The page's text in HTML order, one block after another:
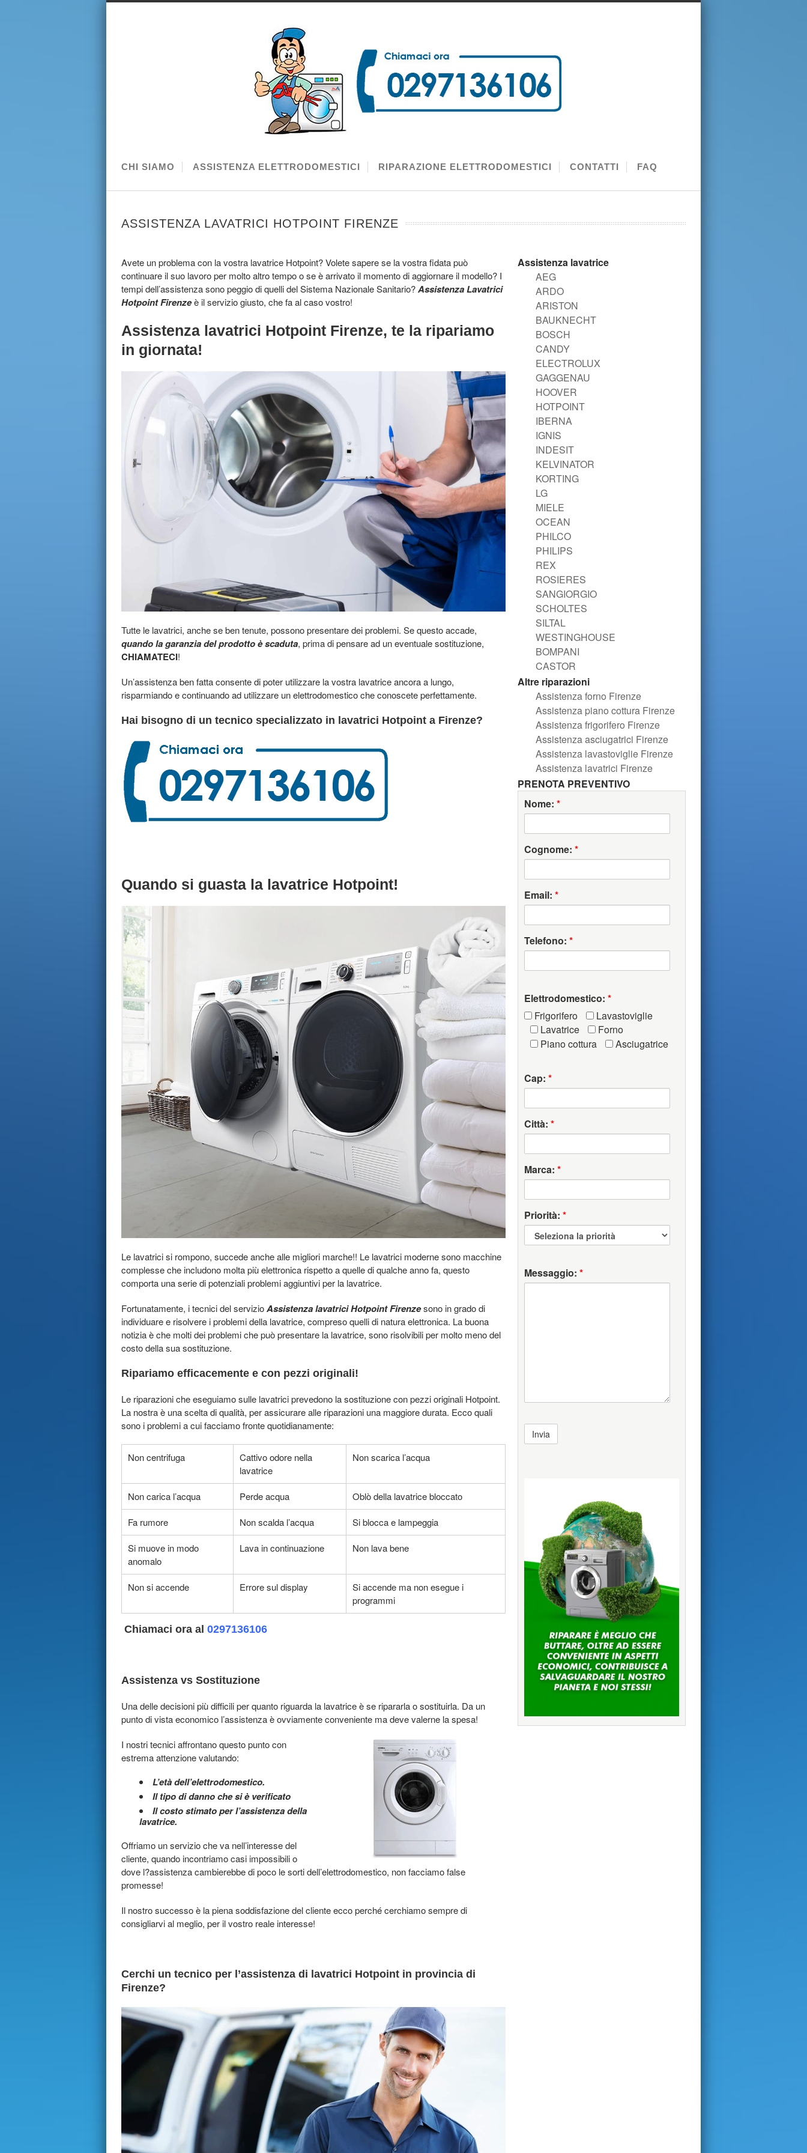
CHI SIAMO ASSISTENZA ELETTRODOMESTICI RIPARAZIONE ELETTRODOMESTICI CONTATTI FAQ
ASSISTENZA LAVATRICI HOTPOINT FIRENZE
Avete un problema con la vostra lavatrice Hotpoint? Volete sapere se la vostra fidata può
continuare il suo lavoro per molto altro tempo o se è arrivato il momento di aggiornare il modello? I
tempi dell’assistenza sono peggio di quelli del Sistema Nazionale Sanitario?Assistenza Lavatrici
Hotpoint Firenzeè il servizio giusto, che fa al caso vostro!
Assistenza lavatrici Hotpoint Firenze, te la ripariamo
in giornata!
Tutte le lavatrici, anche se ben tenute, possono presentare dei problemi. Se questo accade,
quando la garanzia del prodotto è scaduta, prima di pensare ad un eventuale sostituzione,
CHIAMATECI!
Un’assistenza ben fatta consente di poter utilizzare la vostra lavatrice ancora a lungo,
risparmiando e continuando ad utilizzare un elettrodomestico che conoscete perfettamente.
Hai bisogno di un tecnico specializzato in lavatrici Hotpoint a Firenze?
Quando si guasta la lavatrice Hotpoint!
Le lavatrici si rompono, succede anche alle migliori marche!! Le lavatrici moderne sono macchine
complesse che includono molta più elettronica rispetto a quelle di qualche anno fa, questo
comporta una serie di potenziali problemi aggiuntivi per la lavatrice.
Fortunatamente, i tecnici del servizioAssistenza lavatrici Hotpoint Firenzesono in grado di
individuare e risolvere i problemi della lavatrice, compreso quelli di natura elettronica. La buona
notizia è che molti dei problemi che può presentare la lavatrice, sono risolvibili per molto meno del
costo della sua sostituzione.
Ripariamo efficacemente e con pezzi originali!
Le riparazioni che eseguiamo sulle lavatrici prevedono la sostituzione con pezzi originali Hotpoint.
La nostra è una scelta di qualità, per assicurare alle riparazioni una maggiore durata. Ecco quali
sono i problemi a cui facciamo fronte quotidianamente:
Non centrifuga
Cattivo odore nella
lavatrice
Non scarica l’acqua
Non carica l’acqua Perde acqua Oblò della lavatrice bloccato
Fa rumore Non scalda l’acqua Si blocca e lampeggia
Si muove in modo
anomalo
Lava in continuazione Non lava bene
Non si accende Errore sul display
Si accende ma non esegue i
programmi
Chiamaci ora al 0297136106
Assistenza vs Sostituzione
Una delle decisioni più difficili per quanto riguarda la lavatrice è se ripararla o sostituirla. Da un
punto di vista economico l’assistenza è ovviamente conveniente ma deve valerne la spesa!
I nostri tecnici affrontano questo punto con
estrema attenzione valutando:
L’età dell’elettrodomestico.
Il tipo di danno che si è verificato
Il costo stimato per l’assistenza della
lavatrice.
Offriamo un servizio che va nell’interesse del
cliente, quando incontriamo casi impossibili o
dove l?assistenza cambierebbe di poco le sorti dell’elettrodomestico, non facciamo false
promesse!
Il nostro successo è la piena soddisfazione del cliente ecco perché cerchiamo sempre di
consigliarvi al meglio, per il vostro reale interesse!
Cerchi un tecnico per l’assistenza di lavatrici Hotpoint in provincia di
Firenze?
Assistenza lavatrice
AEG
ARDO
ARISTON
BAUKNECHT
BOSCH
CANDY
ELECTROLUX
GAGGENAU
HOOVER
HOTPOINT
IBERNA
IGNIS
INDESIT
KELVINATOR
KORTING
LG
MIELE
OCEAN
PHILCO
PHILIPS
REX
ROSIERES
SANGIORGIO
SCHOLTES
SILTAL
WESTINGHOUSE
BOMPANI
CASTOR
Altre riparazioni
Assistenza forno Firenze
Assistenza piano cottura Firenze
Assistenza frigorifero Firenze
Assistenza asciugatrici Firenze
Assistenza lavastoviglie Firenze
Assistenza lavatrici Firenze
PRENOTA PREVENTIVO
Nome: *
Cognome: *
Email: *
Telefono: *
Elettrodomestico: *
Frigorifero
Lavastoviglie
Lavatrice
Forno
Piano cottura
Asciugatrice
Cap: *
Città: *
Marca: *
Priorità: *
Messaggio: *